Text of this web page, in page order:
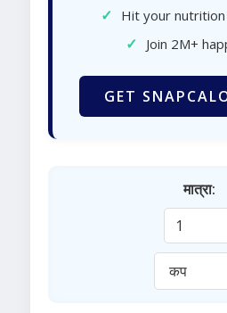
✓ Hit your
✓ Join 2M+
GET
मात्रा: